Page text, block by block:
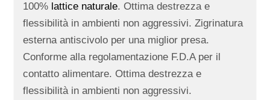
100% lattice naturale. Ottima destrezza e
flessibilità in ambienti non aggressivi. Zigrinatura
esterna antiscivolo per una miglior presa.
Conforme alla regolamentazione F.D.A per il
contatto alimentare. Ottima destrezza e
flessibilità in ambienti non aggressivi.